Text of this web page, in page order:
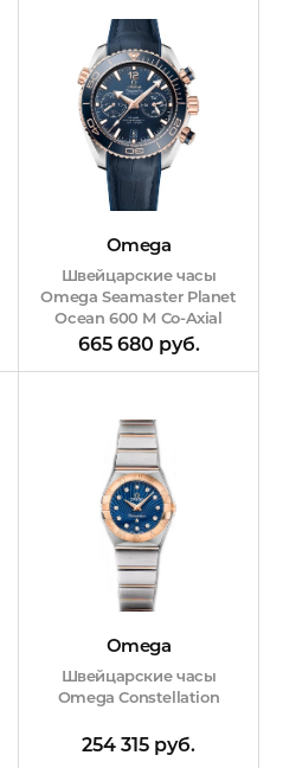
Omega
Швейцарские часы
Omega Seamaster Planet
Ocean 600 M Co-Axial
Master CHRONOMETER
Chronograph 45.5 mm
665 680 руб.
Omega
Швейцарские часы
Omega Constellation
254 315 руб.